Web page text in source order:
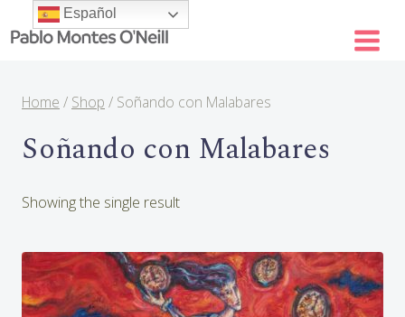
to
Home / Shop / Soñando con Malabares
Soñando con Malabares
Showing the single result
Español